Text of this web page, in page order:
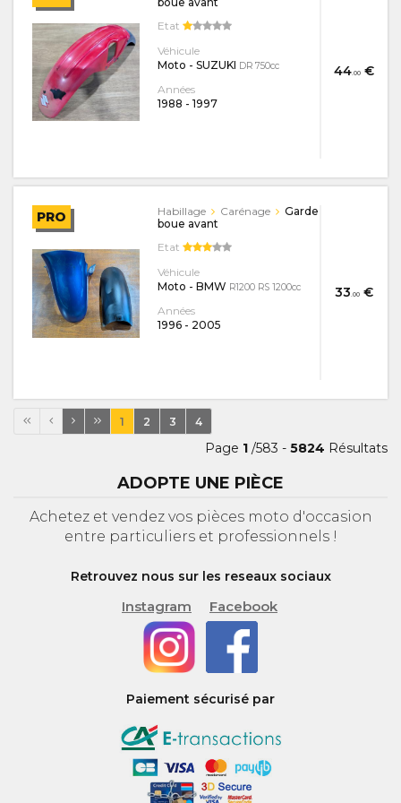
44.00 €
Etat
Véhicule
Moto - SUZUKI DR 750cc
Années
1988 - 1997
PRO
33.00 €
Habillage Carénage
Garde
boue avant
Etat
Véhicule
Moto - BMW R1200 RS 1200cc
Années
1996 - 2005
1 2 3 4
Page 1 /583 - 5824 Résultats
ADOPTE UNE PIÈCE
Achetez et vendez vos pièces moto d'occasion
entre particuliers et professionnels !
Retrouvez nous sur les reseaux sociaux
Instagram Facebook
Paiement sécurisé par